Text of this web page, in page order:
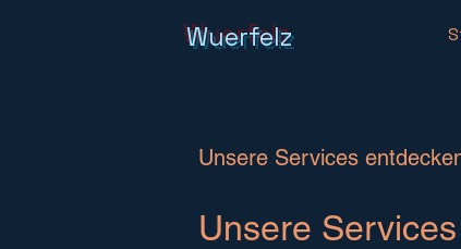
Wuerfelz
Unsere Services
Unsere Services